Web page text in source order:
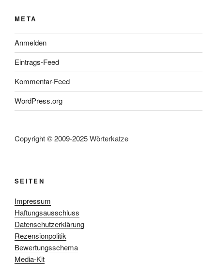
META
Anmelden
Eintrags-Feed
Kommentar-Feed
WordPress.org
Copyright © 2009-2025 Wörterkatze
SEITEN
Impressum
Haftungsausschluss
Datenschutzerklärung
Rezensionpolitik
Bewertungsschema
Media-Kit